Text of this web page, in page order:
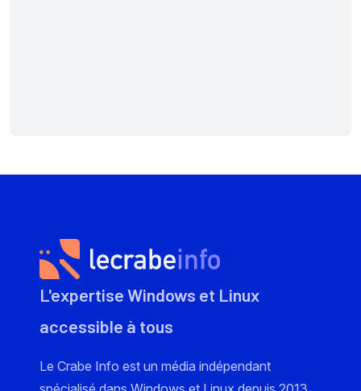
L'expertise Windows et Linux
accessible à tous
Le Crabe Info est un média indépendant